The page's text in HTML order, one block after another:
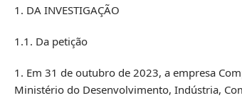
1. DA INVESTIGAÇÃO
1.1. Da petição
1. Em 31 de outubro de 2023, a empresa
Ministério do Desenvolvimento, Indústria,